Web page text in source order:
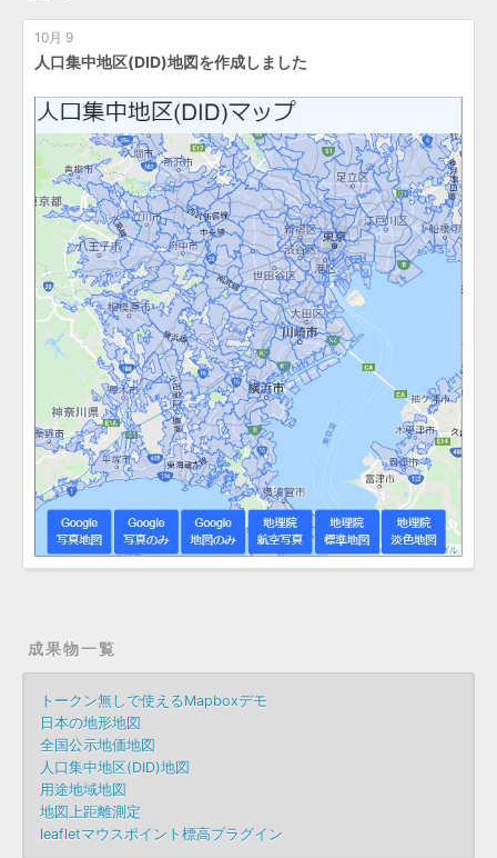
10月 9
人口集中地区(DID)地図を作成しました
成果物一覧
トークン無しで使えるMapboxデモ
日本の地形地図
全国公示地価地図
人口集中地区(DID)地図
用途地域地図
地図上距離測定
leafletマウスポイント標高プラグイン